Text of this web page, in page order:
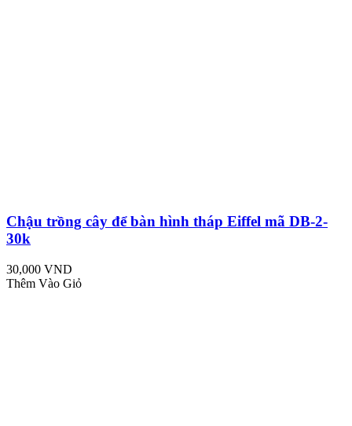
Chậu trồng cây để bàn hình tháp Eiffel mã DB-2-
30k
30,000 VND
Thêm Vào Giỏ